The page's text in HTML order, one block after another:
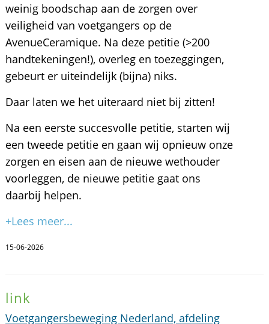
weinig boodschap aan de zorgen over
veiligheid van voetgangers op de
AvenueCeramique. Na deze petitie (>200
handtekeningen!), overleg en toezeggingen,
gebeurt er uiteindelijk (bijna) niks.
Daar laten we het uiteraard niet bij zitten!
Na een eerste succesvolle petitie, starten wij
een tweede petitie en gaan wij opnieuw onze
zorgen en eisen aan de nieuwe wethouder
voorleggen, de nieuwe petitie gaat ons
daarbij helpen.
+Lees meer...
15-06-2026
link
Voetgangersbeweging Nederland, afdeling